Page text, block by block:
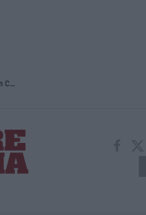
Incendio sul Pollino,